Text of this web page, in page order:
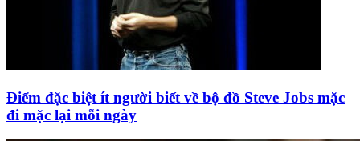
Điểm đặc biệt ít người biết về bộ đồ Steve Jobs mặc
đi mặc lại mỗi ngày